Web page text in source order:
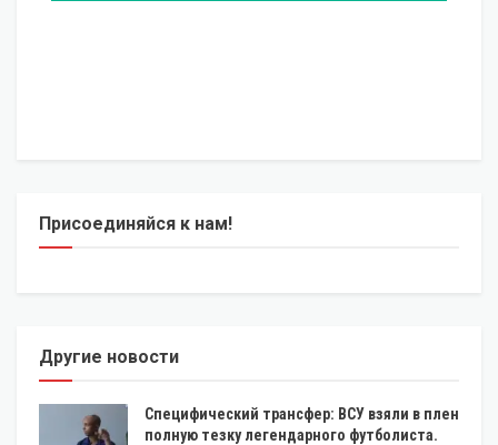
Присоединяйся к нам!
Другие новости
Специфический трансфер: ВСУ взяли в плен
полную тезку легендарного футболиста.